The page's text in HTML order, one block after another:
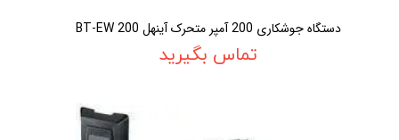
دستگاه جوشکاری 200 آمپر متحرک آينهل BT-EW 200
تماس بگیرید